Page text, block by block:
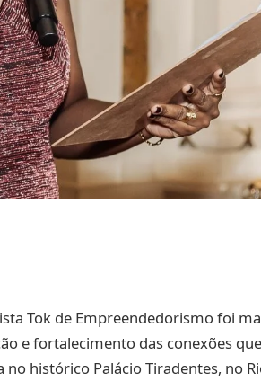
Tok de Empreendedorismo foi
e fortalecimento das conexões
histórico Palácio Tiradentes, no